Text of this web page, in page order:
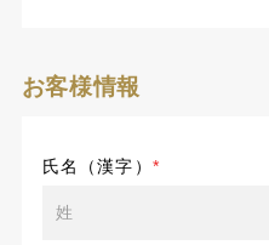
お客様情報
氏名（漢字） *